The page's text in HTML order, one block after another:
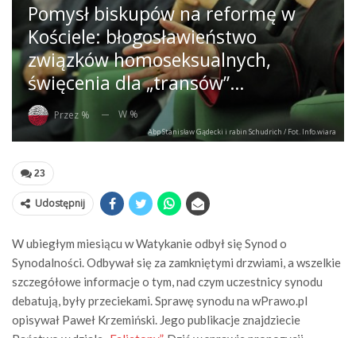
Pomysł biskupów na reformę w
Kościele: błogosławieństwo
związków homoseksualnych,
święcenia dla „transów”…
Przez % W %
Abp Stanisław Gądecki i rabin Schudrich / Fot. Info.wiara
23
Udostępnij
W ubiegłym miesiącu w Watykanie odbył się Synod o
Synodalności. Odbywał się za zamkniętymi drzwiami, a wszelkie
szczegółowe informacje o tym, nad czym uczestnicy synodu
debatują, były przeciekami. Sprawę synodu na wPrawo.pl
opisywał Paweł Krzemiński. Jego publikacje znajdziecie